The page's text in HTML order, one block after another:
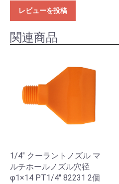
レビューを投稿
関連商品
1/4" クーラントノズル マ
ルチホールノズル穴径
φ1×14 PT1/4" 82231 2個